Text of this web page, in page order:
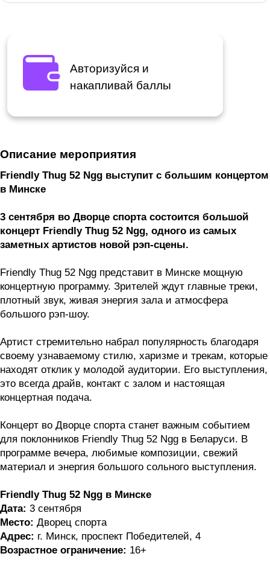
Авторизуйся и
накапливай баллы
Описание мероприятия
Friendly Thug 52 Ngg выступит с большим концертом
в Минске
3 сентября во Дворце спорта состоится большой
концерт Friendly Thug 52 Ngg, одного из самых
заметных артистов новой рэп-сцены.
Friendly Thug 52 Ngg представит в Минске мощную
концертную программу. Зрителей ждут главные треки,
плотный звук, живая энергия зала и атмосфера
большого рэп-шоу.
Артист стремительно набрал популярность благодаря
своему узнаваемому стилю, харизме и трекам, которые
находят отклик у молодой аудитории. Его выступления,
это всегда драйв, контакт с залом и настоящая
концертная подача.
Концерт во Дворце спорта станет важным событием
для поклонников Friendly Thug 52 Ngg в Беларуси. В
программе вечера, любимые композиции, свежий
материал и энергия большого сольного выступления.
Friendly Thug 52 Ngg в Минске
Дата: 3 сентября
Место: Дворец спорта
Адрес: г. Минск, проспект Победителей, 4
Возрастное ограничение: 16+